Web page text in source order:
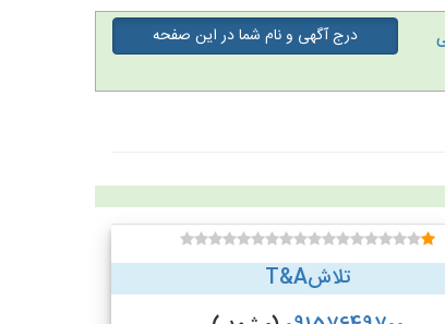
درج آگهی و نام شما در این صفحه
تلاشT&A